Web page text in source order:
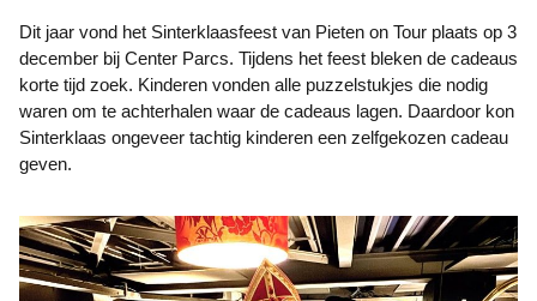
Dit jaar vond het Sinterklaasfeest van Pieten on Tour plaats op 3
december bij Center Parcs. Tijdens het feest bleken de cadeaus
korte tijd zoek. Kinderen vonden alle puzzelstukjes die nodig
waren om te achterhalen waar de cadeaus lagen. Daardoor kon
Sinterklaas ongeveer tachtig kinderen een zelfgekozen cadeau
geven.